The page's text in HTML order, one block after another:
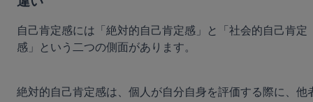
自己肯定感には「絶対的自己肯定感」と「社会的自己肯定
感」という二つの側面があります。
絶対的自己肯定感は、個人が自分自身を評価する際に、他